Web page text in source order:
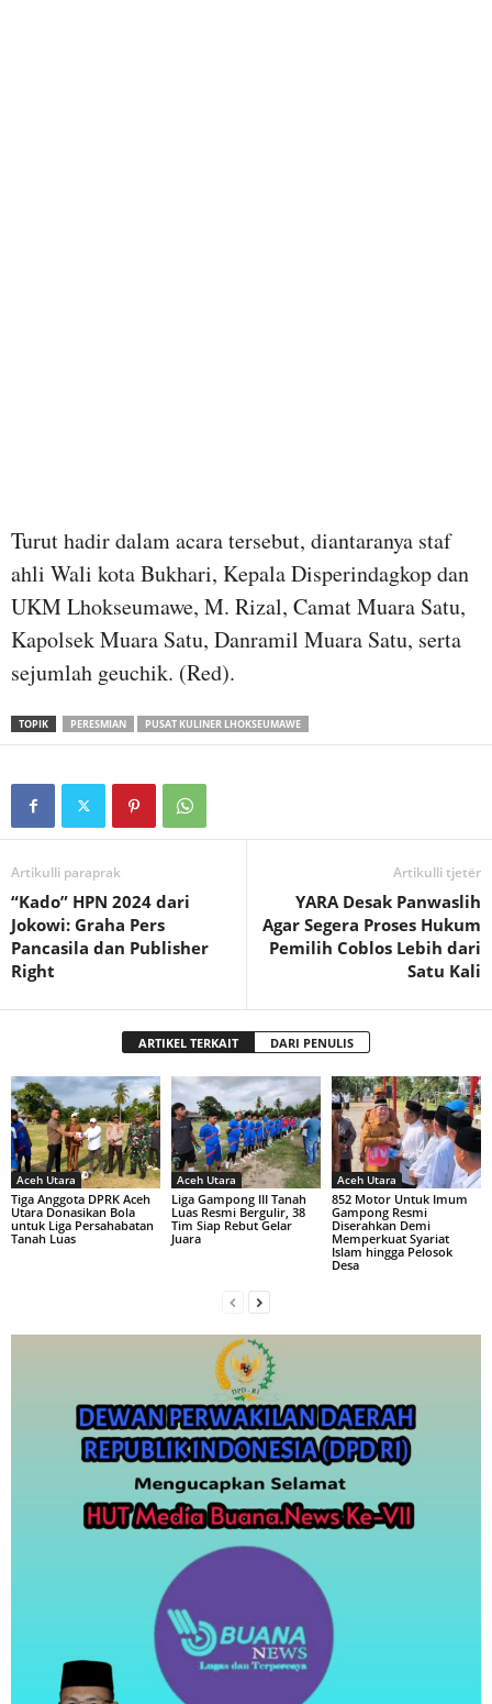
Turut hadir dalam acara tersebut, diantaranya staf
ahli Wali kota Bukhari, Kepala Disperindagkop dan
UKM Lhokseumawe, M. Rizal, Camat Muara Satu,
Kapolsek Muara Satu, Danramil Muara Satu, serta
sejumlah geuchik. (Red).
TOPIK PERESMIAN PUSAT KULINER LHOKSEUMAWE
Artikulli paraprak
“Kado” HPN 2024 dari
Jokowi: Graha Pers
Pancasila dan Publisher
Right
Artikulli tjetër
YARA Desak Panwaslih
Agar Segera Proses Hukum
Pemilih Coblos Lebih dari
Satu Kali
ARTIKEL TERKAIT DARI PENULIS
Aceh Utara
Tiga Anggota DPRK Aceh
Utara Donasikan Bola
untuk Liga Persahabatan
Tanah Luas
Aceh Utara
Liga Gampong III Tanah
Luas Resmi Bergulir, 38
Tim Siap Rebut Gelar
Juara
Aceh Utara
852 Motor Untuk Imum
Gampong Resmi
Diserahkan Demi
Memperkuat Syariat
Islam hingga Pelosok
Desa